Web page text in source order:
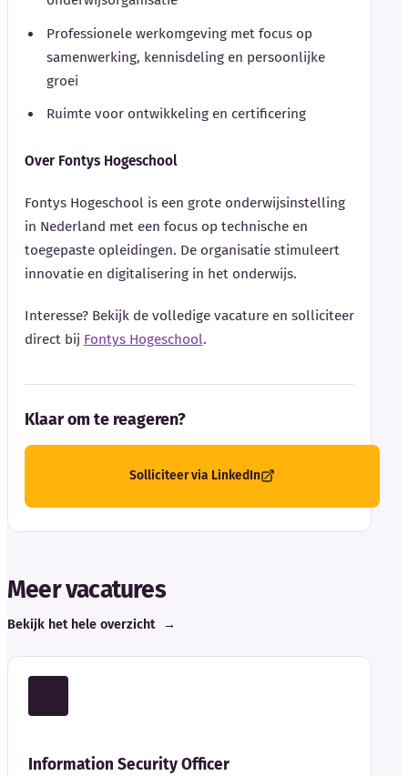
Professionele werkomgeving met focus op
samenwerking, kennisdeling en persoonlijke
groei
Ruimte voor ontwikkeling en certificering
Over Fontys Hogeschool
Fontys Hogeschool is een grote onderwijsinstelling
in Nederland met een focus op technische en
toegepaste opleidingen. De organisatie stimuleert
innovatie en digitalisering in het onderwijs.
Interesse? Bekijk de volledige vacature en solliciteer
direct bij Fontys Hogeschool.
Klaar om te reageren?
Solliciteer via LinkedIn
Meer vacatures
Bekijk het hele overzicht →
Information Security Officer